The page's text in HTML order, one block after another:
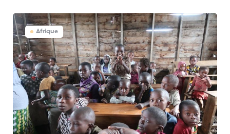
Afrique